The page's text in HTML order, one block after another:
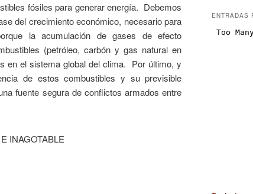
fósiles para generar energía. Debemos
del crecimiento económico, necesario para
la acumulación de gases de efecto
(petróleo, carbón y gas natural en
en el sistema global del clima. Por último, y
de estos combustibles y su previsible
fuente segura de conflictos armados entre
ENTRADAS